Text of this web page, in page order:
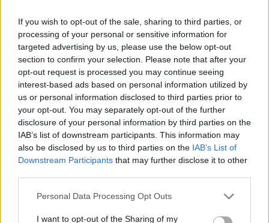
If you wish to opt-out of the sale, sharing to third parties, or
processing of your personal or sensitive information for
targeted advertising by us, please use the below opt-out
section to confirm your selection. Please note that after your
opt-out request is processed you may continue seeing
interest-based ads based on personal information utilized by
us or personal information disclosed to third parties prior to
your opt-out. You may separately opt-out of the further
disclosure of your personal information by third parties on the
IAB’s list of downstream participants. This information may
also be disclosed by us to third parties on the IAB’s List of
Downstream Participants that may further disclose it to other
Please note that this website/app uses one or more Google
not limited to your visit or usage behaviour. You may click to
Personal Data Processing Opt Outs
I want to opt-out of the Sharing of my
de nem ez a sztori meglepő része
| 2024.12.01 18:36
Érdekes felfedezésre bukkantak a játék EULA-jában.